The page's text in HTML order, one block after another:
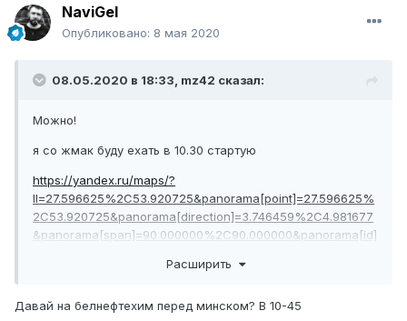
NaviGel
Опубликовано: 8 мая 2020
08.05.2020 в 18:33, mz42 сказал:
Можно!
я со жмак буду ехать в 10.30 стартую
https://yandex.ru/maps/?
ll=27.596625%2C53.920725&panorama[point]=27.596625%
2C53.920725&panorama[direction]=3.746459%2C4.981677
&panorama[span]=90.000000%2C90.000000&panorama[id]
Расширить
Давай на белнефтехим перед минском? В 10-45